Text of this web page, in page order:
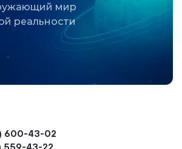
мир
реальности
600-43-02
559-43-22